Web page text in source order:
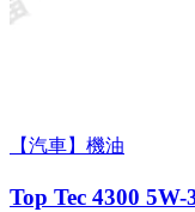
【汽車】機油
Top Tec 4300